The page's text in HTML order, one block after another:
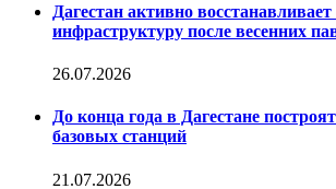
Дагестан активно
инфраструктуру после весенних
26.07.2026
До конца года в Дагестане
базовых станций
21.07.2026